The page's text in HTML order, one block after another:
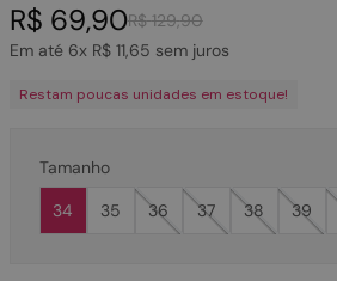
R$ 129,90
R$ 69,90
Em até 6x R$ 11,65 sem juros
Restam poucas unidades em estoque!
Tamanho
34
35 36 37 38 39